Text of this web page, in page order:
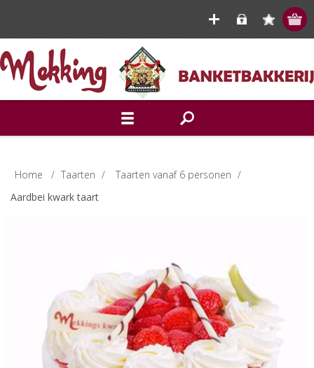
Home / Taarten / Taarten vanaf 6 personen /
Aardbei kwark taart